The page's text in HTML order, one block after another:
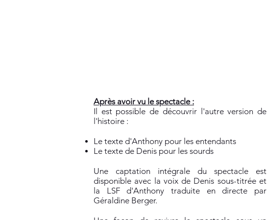
Après avoir vu le spectacle :
Il est possible de découvrir l'autre version de
l'histoire :
Le texte d'Anthony pour les entendants
Le texte de Denis pour les sourds
Une captation intégrale du spectacle est
disponible avec la voix de Denis sous-titrée et
la LSF d'Anthony traduite en directe par
Géraldine Berger.​